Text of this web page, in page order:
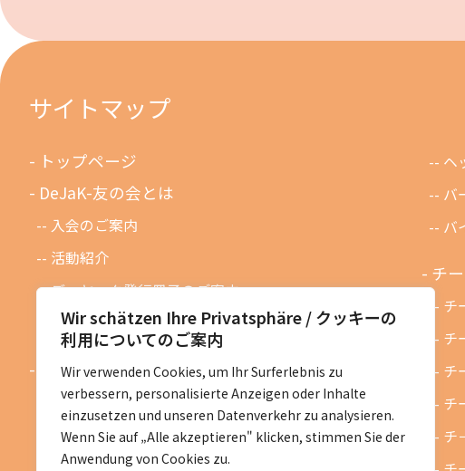
Wir schätzen Ihre Privatsphäre / クッキーの
利用についてのご案内
Wir verwenden Cookies, um Ihr Surferlebnis zu
verbessern, personalisierte Anzeigen oder Inhalte
einzusetzen und unseren Datenverkehr zu analysieren.
Wenn Sie auf „Alle akzeptieren" klicken, stimmen Sie der
Anwendung von Cookies zu.
サイトマップ
トップページ
DeJaK-友の会とは
入会のご案内
活動紹介
デーヤック発行冊子のご案内
DeJaK友の会設立１０周年記念
お知らせ
お知らせ一覧
活動予定一覧
ヘ
バ
バ
チ
チ
チ
チ
チ
チ